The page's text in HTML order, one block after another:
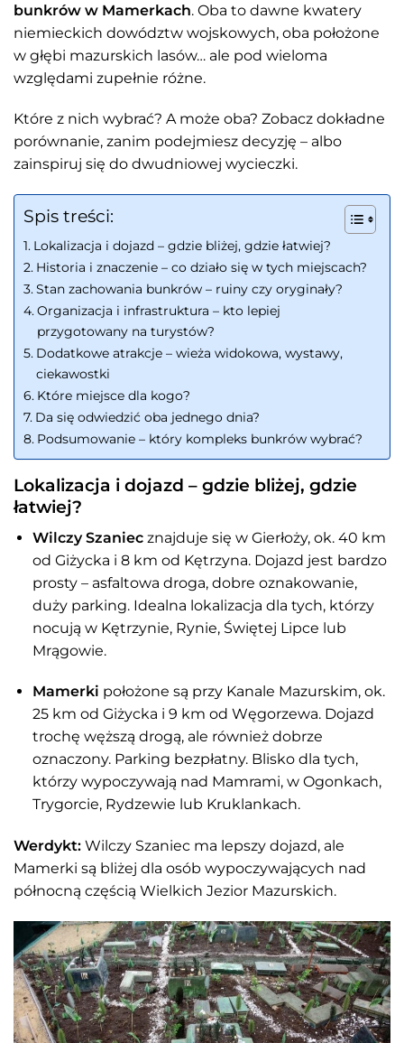
bunkrów w Mamerkach. Oba to dawne kwatery
niemieckich dowództw wojskowych, oba położone
w głębi mazurskich lasów… ale pod wieloma
względami zupełnie różne.
Które z nich wybrać? A może oba? Zobacz dokładne
porównanie, zanim podejmiesz decyzję – albo
zainspiruj się do dwudniowej wycieczki.
Spis treści:
Lokalizacja i dojazd – gdzie bliżej, gdzie łatwiej?
Historia i znaczenie – co działo się w tych miejscach?
Stan zachowania bunkrów – ruiny czy oryginały?
Organizacja i infrastruktura – kto lepiej
przygotowany na turystów?
Dodatkowe atrakcje – wieża widokowa, wystawy,
ciekawostki
Które miejsce dla kogo?
Da się odwiedzić oba jednego dnia?
Podsumowanie – który kompleks bunkrów wybrać?
Lokalizacja i dojazd – gdzie bliżej, gdzie
łatwiej?
Wilczy Szaniecznajduje się w Gierłoży, ok. 40 km
od Giżycka i 8 km od Kętrzyna. Dojazd jest bardzo
prosty – asfaltowa droga, dobre oznakowanie,
duży parking. Idealna lokalizacja dla tych, którzy
nocują w Kętrzynie, Rynie, Świętej Lipce lub
Mrągowie.
Mamerki położone są przy Kanale Mazurskim, ok.
25 km od Giżycka i 9 km od Węgorzewa. Dojazd
trochę węższą drogą, ale również dobrze
oznaczony. Parking bezpłatny. Blisko dla tych,
którzy wypoczywają nad Mamrami, w Ogonkach,
Trygorcie, Rydzewie lub Kruklankach.
Werdykt: Wilczy Szaniec ma lepszy dojazd, ale
Mamerki są bliżej dla osób wypoczywających nad
północną częścią Wielkich Jezior Mazurskich.